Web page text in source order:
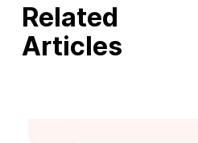
Related
Articles